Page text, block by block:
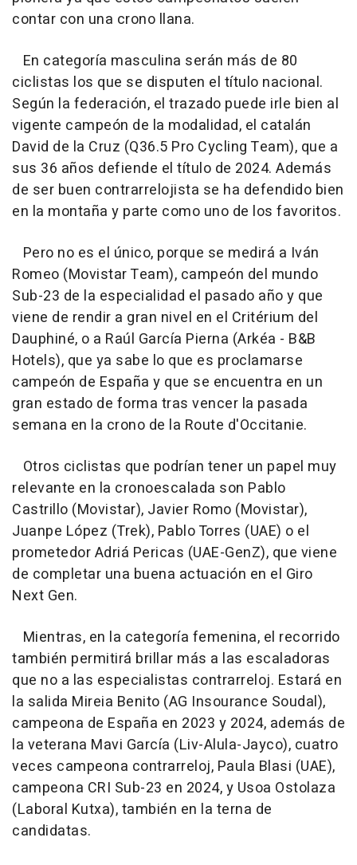
contar con una crono llana.
En categoría masculina serán más de 80
ciclistas los que se disputen el título nacional.
Según la federación, el trazado puede irle bien al
vigente campeón de la modalidad, el catalán
David de la Cruz (Q36.5 Pro Cycling Team), que a
sus 36 años defiende el título de 2024. Además
de ser buen contrarrelojista se ha defendido bien
en la montaña y parte como uno de los favoritos.
Pero no es el único, porque se medirá a Iván
Romeo (Movistar Team), campeón del mundo
Sub-23 de la especialidad el pasado año y que
viene de rendir a gran nivel en el Critérium del
Dauphiné, o a Raúl García Pierna (Arkéa - B&B
Hotels), que ya sabe lo que es proclamarse
campeón de España y que se encuentra en un
gran estado de forma tras vencer la pasada
semana en la crono de la Route d'Occitanie.
Otros ciclistas que podrían tener un papel muy
relevante en la cronoescalada son Pablo
Castrillo (Movistar), Javier Romo (Movistar),
Juanpe López (Trek), Pablo Torres (UAE) o el
prometedor Adriá Pericas (UAE-GenZ), que viene
de completar una buena actuación en el Giro
Next Gen.
Mientras, en la categoría femenina, el recorrido
también permitirá brillar más a las escaladoras
que no a las especialistas contrarreloj. Estará en
la salida Mireia Benito (AG Insourance Soudal),
campeona de España en 2023 y 2024, además de
la veterana Mavi García (Liv-Alula-Jayco), cuatro
veces campeona contrarreloj, Paula Blasi (UAE),
campeona CRI Sub-23 en 2024, y Usoa Ostolaza
(Laboral Kutxa), también en la terna de
candidatas.